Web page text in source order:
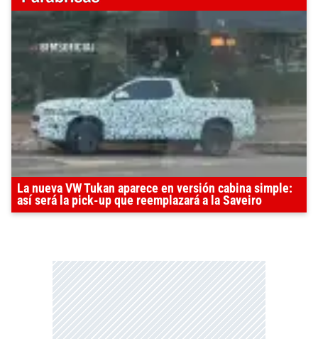
La nueva VW Tukan aparece en versión cabina simple:
así será la pick-up que reemplazará a la Saveiro